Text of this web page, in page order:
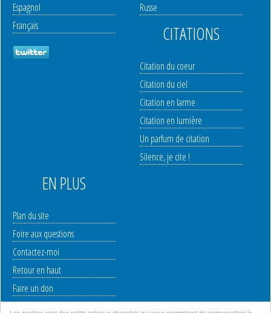
Espagnol
Français
Russe
CITATIONS
Citation du coeur
Citation du ciel
Citation en larme
Citation en lumière
Un parfum de citation
Silence, je cite !
EN PLUS
Plan du site
Foire aux questions
Contactez-moi
Retour en haut
Faire un don